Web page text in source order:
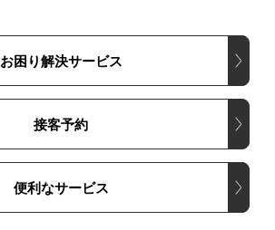
お困り解決サービス
接客予約
便利なサービス